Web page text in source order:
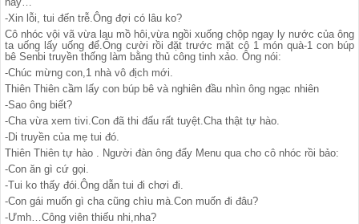
-Xin lỗi, tui đến trễ.Ông đợi có lâu ko?
Cô nhóc vội vã vừa lau mồ hôi,vừa ngồi xuống chộp ngay ly nước của ông
ta uống lấy uống để.Ông cười rồi đặt trước mặt cô 1 món quà-1 con búp
bê Senbi truyền thống làm bằng thủ công tinh xảo. Ông nói:
-Chúc mừng con,1 nhà vô địch mới.
Thiên Thiên cầm lấy con búp bê và nghiên đầu nhìn ông ngạc nhiên
-Sao ông biết?
-Cha vừa xem tivi.Con đã thi đấu rất tuyệt.Cha thật tự hào.
-Di truyền của mẹ tui đó.
Thiên Thiên tự hào . Người đàn ông đẩy Menu qua cho cô nhóc rồi bảo:
-Con ăn gì cứ gọi.
-Tui ko thấy đói.Ông dẫn tui đi chơi đi.
-Con gái muốn gì cha cũng chìu mà.Con muốn đi đâu?
-Ưmh…Công viên thiếu nhi,nha?